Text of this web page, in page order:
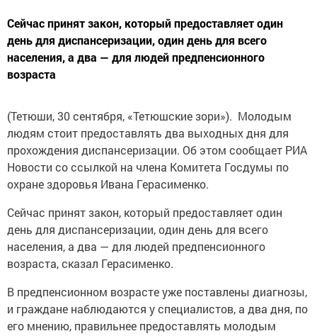
Сейчас принят закон, который предоставляет один
день для диспансеризации, один день для всего
населения, а два — для людей предпенсионного
возраста
(Тетюши, 30 сентября, «Тетюшские зори»). Молодым
людям стоит предоставлять два выходных дня для
прохождения диспансеризации. Об этом сообщает РИА
Новости со ссылкой на члена Комитета Госдумы по
охране здоровья Ивана Герасименко.
Сейчас принят закон, который предоставляет один
день для диспансеризации, один день для всего
населения, а два — для людей предпенсионного
возраста, сказал Герасименко.
В предпенсионном возрасте уже поставлены диагнозы,
и граждане наблюдаются у специалистов, а два дня, по
его мнению, правильнее предоставлять молодым